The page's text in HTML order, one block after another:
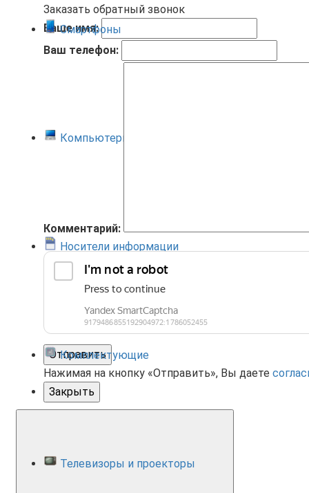
Заказать обратный звонок
Ваше имя:
Ваш телефон:
Комментарий:
Отправить
Нажимая на кнопку «Отправить», Вы даете
Закрыть
Смартфоны
Компьютеры и ноутбуки
Носители информации
Комплектующие
Телевизоры и проекторы